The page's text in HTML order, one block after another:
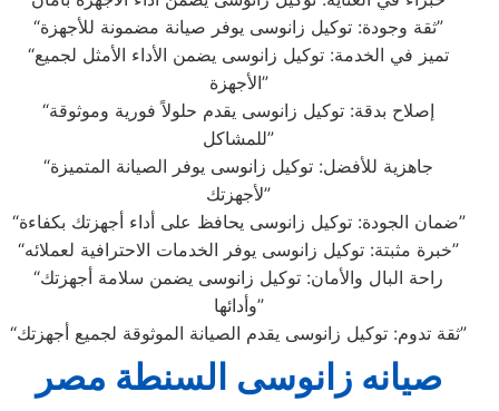
“ثقة وجودة: توكيل زانوسى يوفر صيانة مضمونة للأجهزة”
“تميز في الخدمة: توكيل زانوسى يضمن الأداء الأمثل لجميع
الأجهزة”
“إصلاح بدقة: توكيل زانوسى يقدم حلولاً فورية وموثوقة
للمشاكل”
“جاهزية للأفضل: توكيل زانوسى يوفر الصيانة المتميزة
لأجهزتك”
“ضمان الجودة: توكيل زانوسى يحافظ على أداء أجهزتك بكفاءة”
“خبرة مثبتة: توكيل زانوسى يوفر الخدمات الاحترافية لعملائه”
“راحة البال والأمان: توكيل زانوسى يضمن سلامة أجهزتك
وأدائها”
“ثقة تدوم: توكيل زانوسى يقدم الصيانة الموثوقة لجميع أجهزتك”
صيانه زانوسى السنطة مصر